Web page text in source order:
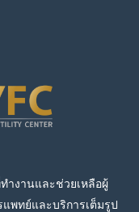
ำงานและช่วยเหลือผู้
พทย์และบริการเต็มรูป